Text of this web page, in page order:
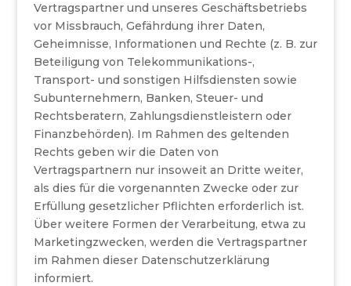
Vertragspartner und unseres Geschäftsbetriebs
vor Missbrauch, Gefährdung ihrer Daten,
Geheimnisse, Informationen und Rechte (z. B. zur
Beteiligung von Telekommunikations-,
Transport- und sonstigen Hilfsdiensten sowie
Subunternehmern, Banken, Steuer- und
Rechtsberatern, Zahlungsdienstleistern oder
Finanzbehörden). Im Rahmen des geltenden
Rechts geben wir die Daten von
Vertragspartnern nur insoweit an Dritte weiter,
als dies für die vorgenannten Zwecke oder zur
Erfüllung gesetzlicher Pflichten erforderlich ist.
Über weitere Formen der Verarbeitung, etwa zu
Marketingzwecken, werden die Vertragspartner
im Rahmen dieser Datenschutzerklärung
informiert.